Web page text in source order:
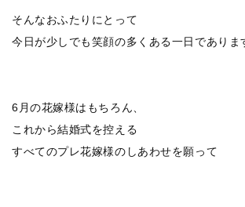
そんなおふたりにとって
今日が少しでも笑顔の多くある一日でありま
6月の花嫁様はもちろん、
これから結婚式を控える
すべてのプレ花嫁様のしあわせを願って